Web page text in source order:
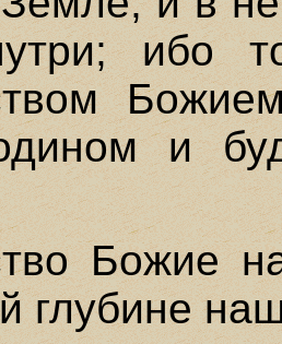
ибо
и
Божие
глубине